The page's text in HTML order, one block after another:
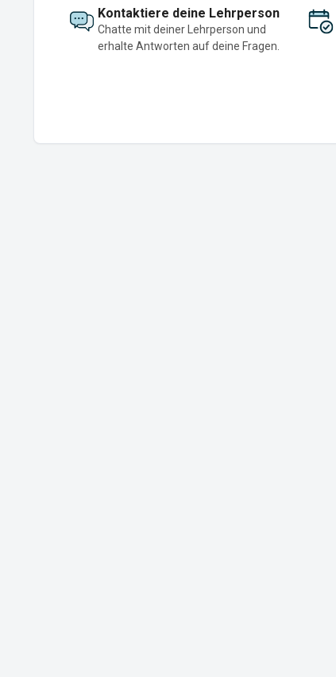
Kontaktiere deine Lehrperson
Chatte mit deiner Lehrperson und
erhalte Antworten auf deine Fragen.